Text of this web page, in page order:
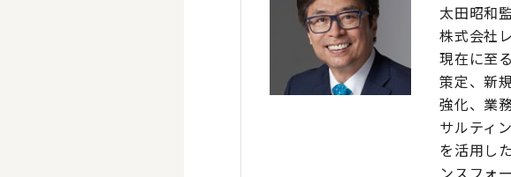
太田昭和
株式会社
現在に至
策定、新
強化、業
サルティ
を活用し
ンスフォ